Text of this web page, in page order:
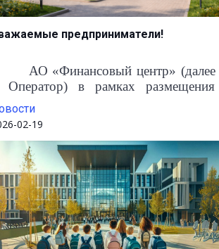
предприниматели!
АО «Финансовый центр» (далее
Оператор) в рамках размещения
заказа на
студентов, магистрантов
докторантов местами (далее –
заказ), сообщает
В соответствии с подпунктом 6)
101 Бюджетного кодекса РК,
бюджета осуществляется в
объемов бюджетных средств
соответствующий финансовый год.
02-19